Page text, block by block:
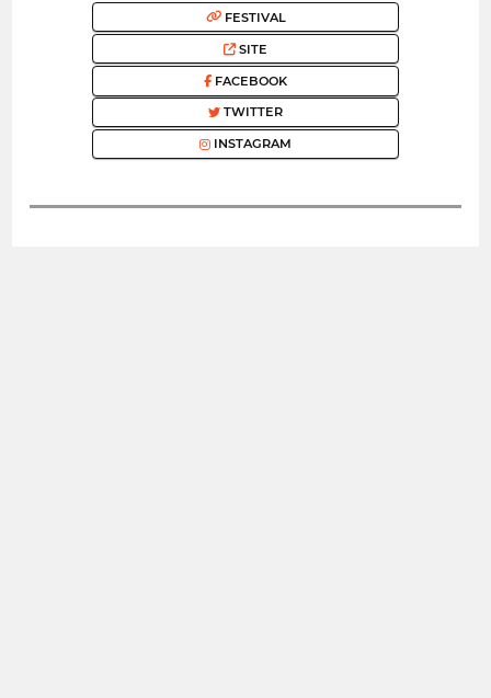
FESTIVAL
SITE
FACEBOOK
TWITTER
INSTAGRAM